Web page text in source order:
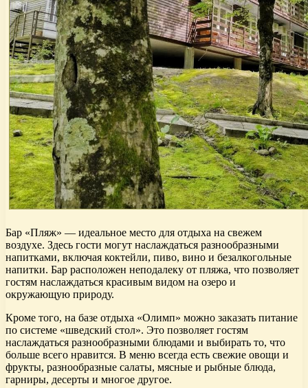
Бар «Пляж» — идеальное место для отдыха на свежем
воздухе. Здесь гости могут наслаждаться разнообразными
напитками, включая коктейли, пиво, вино и безалкогольные
напитки. Бар расположен неподалеку от пляжа, что позволяет
гостям наслаждаться красивым видом на озеро и
окружающую природу.
Кроме того, на базе отдыха «Олимп» можно заказать питание
по системе «шведский стол». Это позволяет гостям
наслаждаться разнообразными блюдами и выбирать то, что
больше всего нравится. В меню всегда есть свежие овощи и
фрукты, разнообразные салаты, мясные и рыбные блюда,
гарниры, десерты и многое другое.